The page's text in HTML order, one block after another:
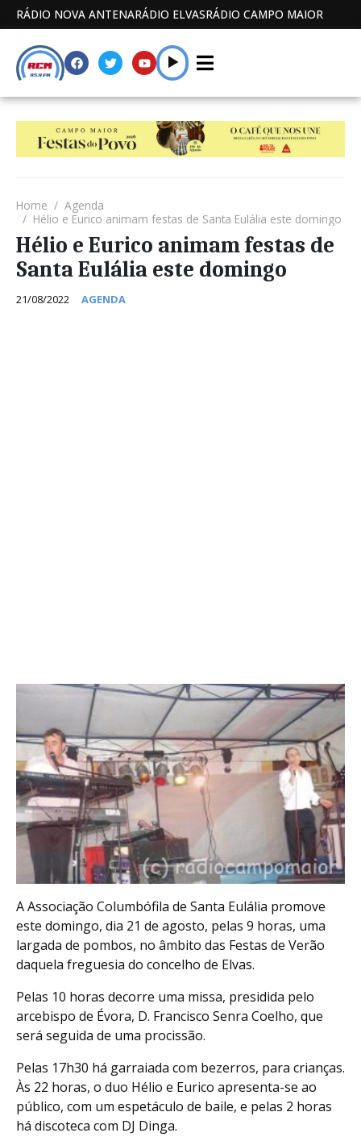
RÁDIO NOVA ANTENARÁDIO ELVASRÁDIO CAMPO MAIOR
Home
Agenda
Hélio e Eurico animam festas de Santa Eulália este domingo
Hélio e Eurico animam festas de
Santa Eulália este domingo
21/08/2022 AGENDA
A Associação Columbófila de Santa Eulália promove
este domingo, dia 21 de agosto, pelas 9 horas, uma
largada de pombos, no âmbito das Festas de Verão
daquela freguesia do concelho de Elvas.
Pelas 10 horas decorre uma missa, presidida pelo
arcebispo de Évora, D. Francisco Senra Coelho, que
será seguida de uma procissão.
Pelas 17h30 há garraiada com bezerros, para crianças.
Às 22 horas, o duo Hélio e Eurico apresenta-se ao
público, com um espetáculo de baile, e pelas 2 horas
há discoteca com DJ Dinga.